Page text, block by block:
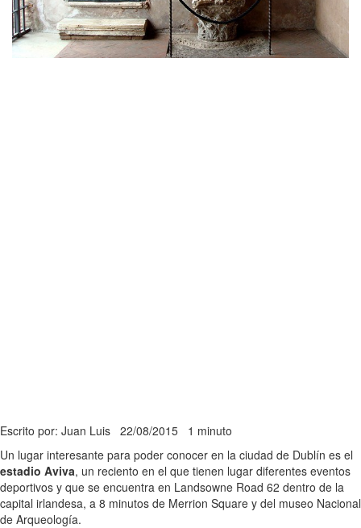
Escrito por: Juan Luis 22/08/2015 1 minuto
Un lugar interesante para poder conocer en la ciudad de Dublín es el
estadio Aviva, un reciento en el que tienen lugar diferentes eventos
deportivos y que se encuentra en Landsowne Road 62 dentro de la
capital irlandesa, a 8 minutos de Merrion Square y del museo Nacional
de Arqueología.